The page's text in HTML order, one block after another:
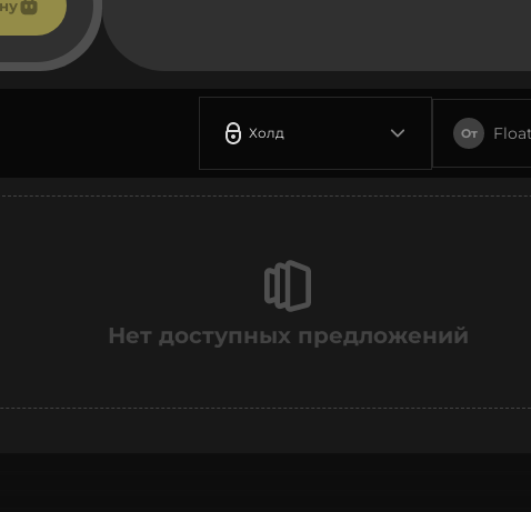
Холд От Float
Нет доступных предложений